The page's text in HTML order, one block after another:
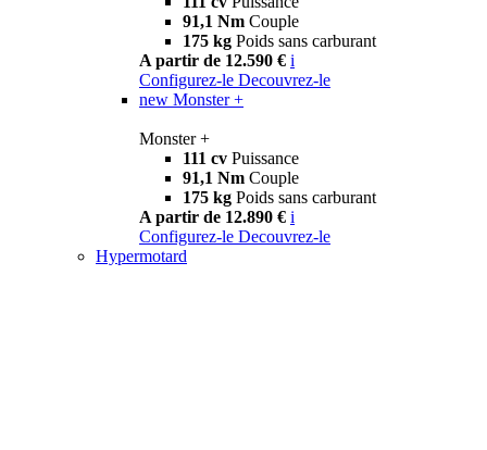
91,1 Nm Couple
175 kg Poids sans carburant
A partir de 12.590 € i
Configurez-le Decouvrez-le
new Monster +
Monster +
111 cv Puissance
91,1 Nm Couple
175 kg Poids sans carburant
A partir de 12.890 € i
Configurez-le Decouvrez-le
Hypermotard